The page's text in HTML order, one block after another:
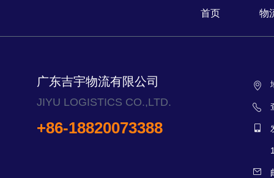
首页 物
广东吉宇物流有限公司
JIYU LOGISTICS CO.,LTD.
+86-18820073388